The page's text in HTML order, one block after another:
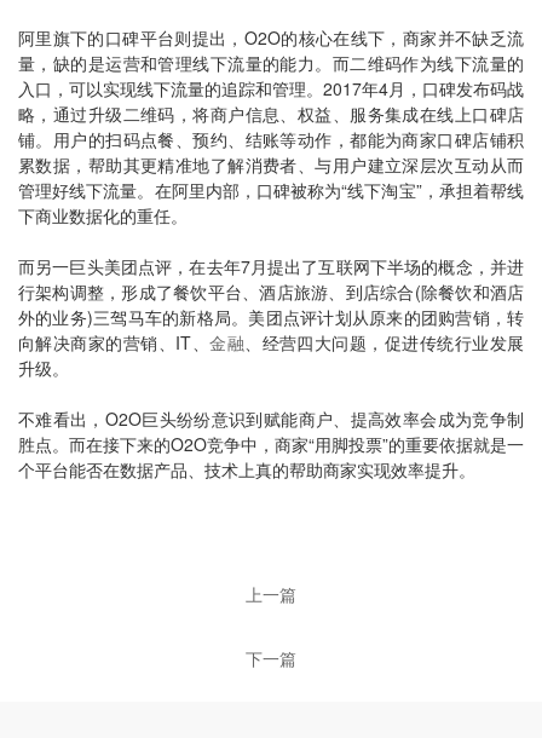
阿里旗下的口碑平台则提出，O2O的核心在线下，商家并不缺乏流
量，缺的是运营和管理线下流量的能力。而二维码作为线下流量的
入口，可以实现线下流量的追踪和管理。2017年4月，口碑发布码战
略，通过升级二维码，将商户信息、权益、服务集成在线上口碑店
铺。用户的扫码点餐、预约、结账等动作，都能为商家口碑店铺积
累数据，帮助其更精准地了解消费者、与用户建立深层次互动从而
管理好线下流量。在阿里内部，口碑被称为“线下淘宝”，承担着帮线
下商业数据化的重任。
而另一巨头美团点评，在去年7月提出了互联网下半场的概念，并进
行架构调整，形成了餐饮平台、酒店旅游、到店综合(除餐饮和酒店
外的业务)三驾马车的新格局。美团点评计划从原来的团购营销，转
向解决商家的营销、IT、金融、经营四大问题，促进传统行业发展
升级。
不难看出，O2O巨头纷纷意识到赋能商户、提高效率会成为竞争制
胜点。而在接下来的O2O竞争中，商家“用脚投票”的重要依据就是一
个平台能否在数据产品、技术上真的帮助商家实现效率提升。
上一篇
下一篇